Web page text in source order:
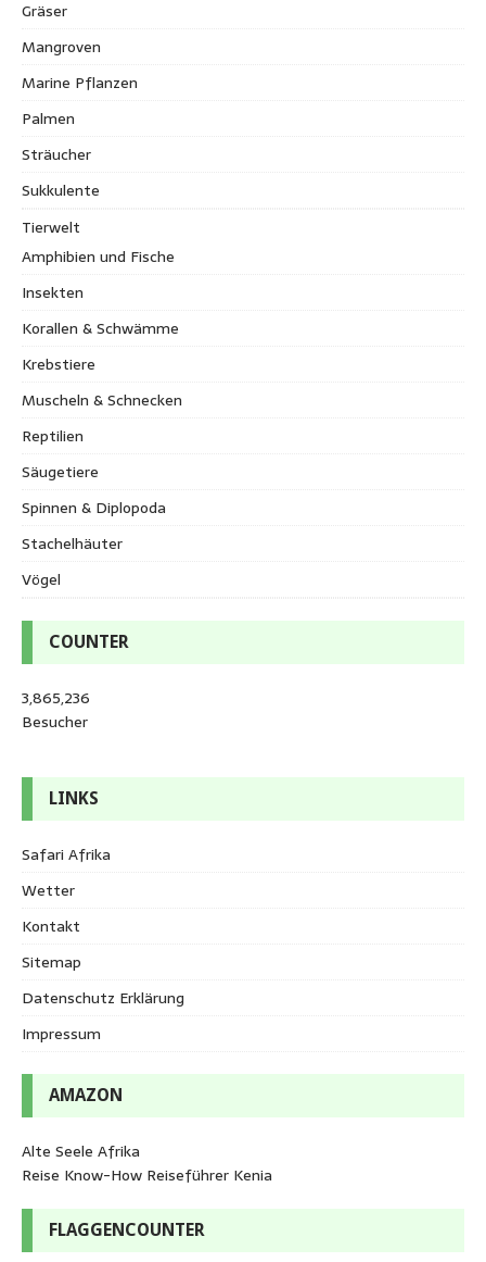
Gräser
Mangroven
Marine Pflanzen
Palmen
Sträucher
Sukkulente
Tierwelt
Amphibien und Fische
Insekten
Korallen & Schwämme
Krebstiere
Muscheln & Schnecken
Reptilien
Säugetiere
Spinnen & Diplopoda
Stachelhäuter
Vögel
COUNTER
3,865,236
Besucher
LINKS
Safari Afrika
Wetter
Kontakt
Sitemap
Datenschutz Erklärung
Impressum
AMAZON
Alte Seele Afrika
Reise Know-How Reiseführer Kenia
FLAGGENCOUNTER